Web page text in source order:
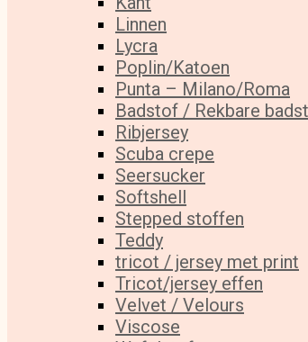
Linnen
Lycra
Poplin/Katoen
Punta – Milano/Roma
Badstof / Rekbare
Ribjersey
Scuba crepe
Seersucker
Softshell
Stepped stoffen
Teddy
tricot / jersey met print
Tricot/jersey effen
Velvet / Velours
Viscose